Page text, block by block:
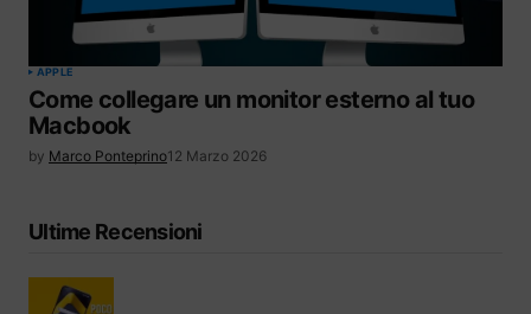
APPLE
Come collegare un monitor esterno al tuo
Macbook
by Marco Ponteprino12 Marzo 2026
Ultime Recensioni